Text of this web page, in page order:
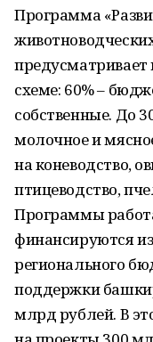
Программа
предусматривает
схеме: 60% –
собственные. До
молочное и
на коневодство,
птицеводство,
Программы
финансируются
регионального
поддержки
млрд рублей. В